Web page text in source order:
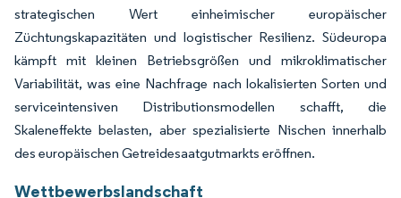
strategischen Wert einheimischer europäischer
Züchtungskapazitäten und logistischer Resilienz. Südeuropa
kämpft mit kleinen Betriebsgrößen und mikroklimatischer
Variabilität, was eine Nachfrage nach lokalisierten Sorten und
serviceintensiven Distributionsmodellen schafft, die
Skaleneffekte belasten, aber spezialisierte Nischen innerhalb
des europäischen Getreidesaatgutmarkts eröffnen.
Wettbewerbslandschaft